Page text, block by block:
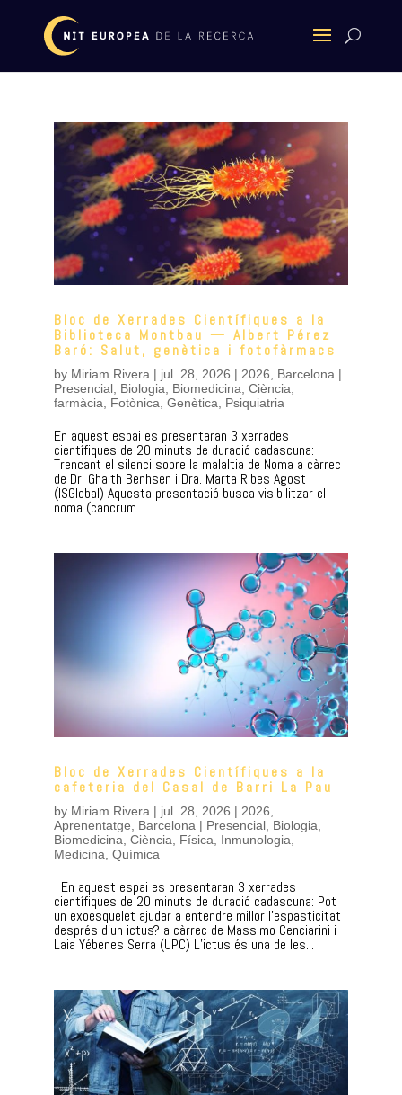
Bloc de Xerrades Científiques a la
Biblioteca Montbau — Albert Pérez
Baró: Salut, genètica i fotofàrmacs
by Miriam Rivera | jul. 28, 2026 | 2026
Barcelona |
Presencial, Biologia Biomedicina Ciència
farmàcia
Fotònica Genètica Psiquiatria
En aquest espai es presentaran 3 xerrades
científiques de 20 minuts de duració cadascuna:
Trencant el silenci sobre la malaltia de Noma a càrrec
de Dr. Ghaith Benhsen i Dra. Marta Ribes Agost
(ISGlobal) Aquesta presentació busca visibilitzar el
noma (cancrum...
Bloc de Xerrades Científiques a la
cafeteria del Casal de Barri La Pau
by Miriam Rivera | jul. 28, 2026 | 2026
Aprenentatge
Barcelona | Presencial, Biologia
Biomedicina Ciència Física Inmunologia
Medicina Química
En aquest espai es presentaran 3 xerrades
científiques de 20 minuts de duració cadascuna: Pot
un exoesquelet ajudar a entendre millor l’espasticitat
després d’un ictus? a càrrec de Massimo Cenciarini i
Laia Yébenes Serra (UPC) L’ictus és una de les...